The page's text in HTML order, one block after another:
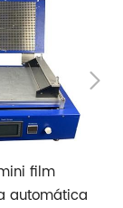
film
automática